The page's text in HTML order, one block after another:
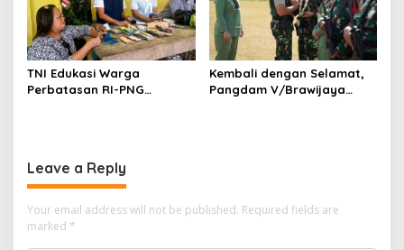
TNI Edukasi Warga
Perbatasan RI-PNG
Kembali dengan Selamat,
Pangdam V/Brawijaya
Leave a Reply
Your email address will not be published. Required fields are
marked *